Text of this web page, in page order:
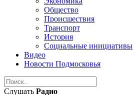
Общество
Происшествия
Транспорт
История
Социальные инициативы
Видео
Новости Подмосковья
Слушать Радио